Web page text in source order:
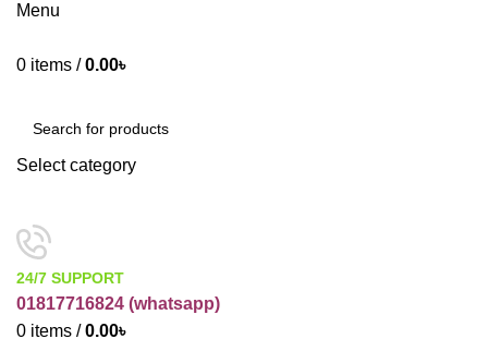
Menu
0 items / 0.00৳
Select category
24/7 SUPPORT
01817716824 (whatsapp)
0 items / 0.00৳